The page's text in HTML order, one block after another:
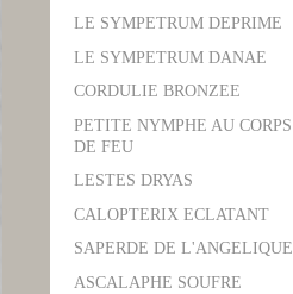
LE SYMPETRUM DEPRIME
LE SYMPETRUM DANAE
CORDULIE BRONZEE
PETITE NYMPHE AU CORPS
DE FEU
LESTES DRYAS
CALOPTERIX ECLATANT
SAPERDE DE L'ANGELIQUE
ASCALAPHE SOUFRE